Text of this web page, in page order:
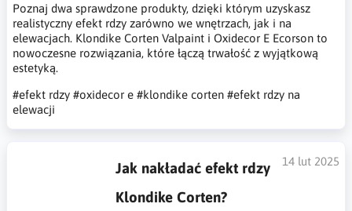
Poznaj dwa sprawdzone produkty, dzięki którym uzyskasz
realistyczny efekt rdzy zarówno we wnętrzach, jak i na
elewacjach. Klondike Corten Valpaint i Oxidecor E Ecorson to
nowoczesne rozwiązania, które łączą trwałość z wyjątkową
estetyką.
#efekt rdzy #oxidecor e #klondike corten #efekt rdzy na
elewacji
14 lut 2025
Jak nakładać efekt rdzy
Klondike Corten?